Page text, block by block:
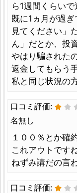
ら1週間くらい
既に1ヵ月が過
見てください」
ん」だとか、投
やはり騙された
返金してもらう
私と同じ状況の
口コミ評価:
名無し
１００％とか確
これアウトです
ねずみ講だの言
口コミ評価: